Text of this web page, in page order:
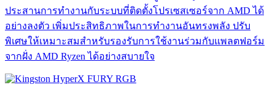
ประสานการทำงานกับระบบที่ติดตั้งโปรเซสเซอร์จาก AMD ได้
อย่างลงตัว เพิ่มประสิทธิภาพในการทำงานอันทรงพลัง ปรับ
พิเศษให้เหมาะสมสำหรับรองรับการใช้งานร่วมกับแพลตฟอร์ม
จากฝั่ง AMD Ryzen ได้อย่างสบายใจ